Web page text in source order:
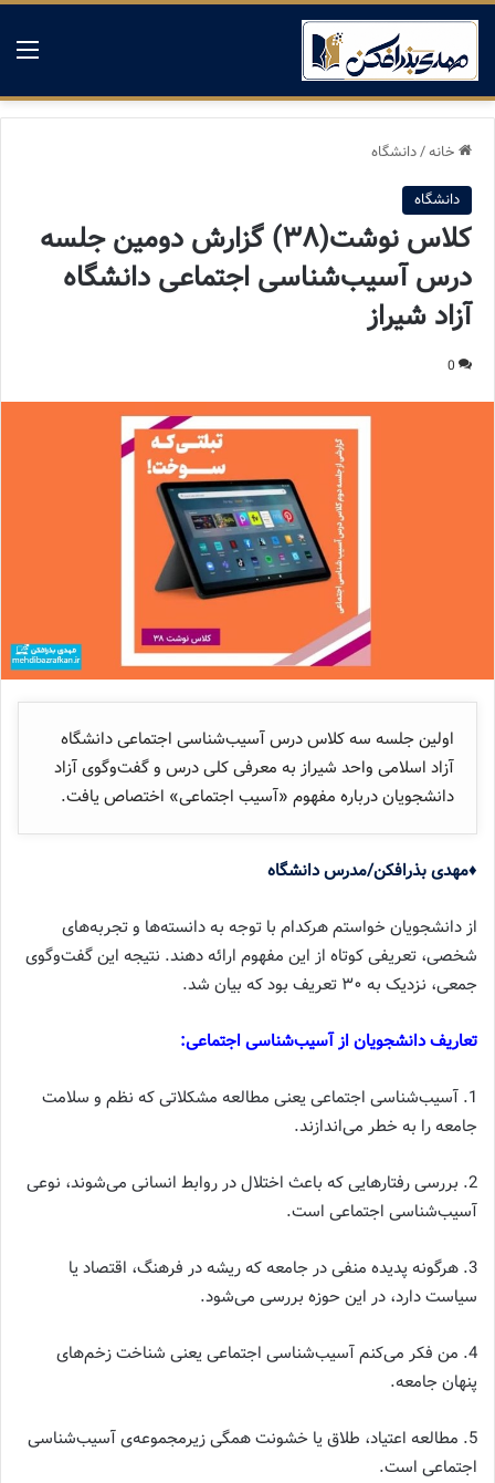
خانه/دانشگاه
دانشگاه
کلاس نوشت(۳۸) گزارش دومین جلسه
درس آسیب‌شناسی اجتماعی دانشگاه
آزاد شیراز
0
اولین جلسه‌ سه کلاس درس آسیب‌شناسی اجتماعی دانشگاه
آزاد اسلامی واحد شیراز به معرفی کلی درس و گفت‌وگوی آزاد
دانشجویان درباره‌ مفهوم «آسیب اجتماعی» اختصاص یافت.
♦مهدی بذرافکن/مدرس دانشگاه
از دانشجویان خواستم هرکدام با توجه به دانسته‌ها و تجربه‌های
شخصی، تعریفی کوتاه از این مفهوم ارائه دهند. نتیجه‌ این گفت‌وگوی
جمعی، نزدیک به ۳۰ تعریف بود که بیان شد.
تعاریف دانشجویان از آسیب‌شناسی اجتماعی:
1. آسیب‌شناسی اجتماعی یعنی مطالعه‌ مشکلاتی که نظم و سلامت
جامعه را به خطر می‌اندازند.
2. بررسی رفتارهایی که باعث اختلال در روابط انسانی می‌شوند، نوعی
آسیب‌شناسی اجتماعی است.
3. هرگونه پدیده‌ منفی در جامعه که ریشه در فرهنگ، اقتصاد یا
سیاست دارد، در این حوزه بررسی می‌شود.
4. من فکر می‌کنم آسیب‌شناسی اجتماعی یعنی شناخت زخم‌های
پنهان جامعه.
5. مطالعه‌ اعتیاد، طلاق یا خشونت همگی زیرمجموعه‌ی آسیب‌شناسی
اجتماعی است.